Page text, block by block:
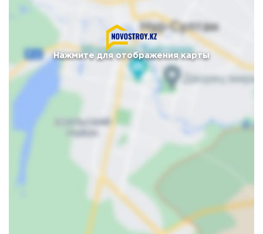
Нажмите для отображения карты